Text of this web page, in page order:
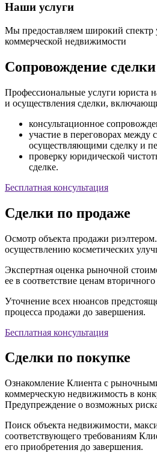
Наши услуги
Мы предоставляем широкий спектр
коммерческой недвижимости
Сопровождение сделки
Профессиональные услуги юриста
и осуществления сделки,
консультационное
участие в переговорах между
осуществляющими сделку и
проверку юридической
сделке.
Бесплатная консультация
Сделки по продаже
Осмотр объекта продажи
осуществлению косметических
Экспертная оценка рыночной
ее в соответствие ценам
Уточнение всех нюансов
процесса продажи до завершения.
Бесплатная консультация
Сделки по покупке
Ознакомление Клиента с
коммерческую недвижимость в
Предупреждение о возможных
Поиск объекта недвижимости,
соответствующего требованиям
его приобретения до завершения.